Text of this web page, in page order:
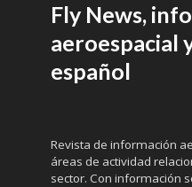
Fly News,
aeroespacial
español
Revista de información
áreas de actividad
sector. Con información